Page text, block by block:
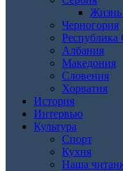
Жизнь
Черногория
Республика
Албания
Македония
Словения
Хорватия
История
Интервью
Культура
Спорт
Кухня
Наша